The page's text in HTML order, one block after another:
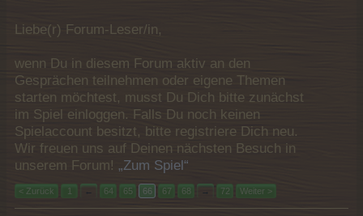
Liebe(r) Forum-Leser/in,
wenn Du in diesem Forum aktiv an den
Gesprächen teilnehmen oder eigene Themen
starten möchtest, musst Du Dich bitte zunächst
im Spiel einloggen. Falls Du noch keinen
Spielaccount besitzt, bitte registriere Dich neu.
Wir freuen uns auf Deinen nächsten Besuch in
unserem Forum! „Zum Spiel“
< Zurück 1 ← 64 65 66 67 68 → 72 Weiter >